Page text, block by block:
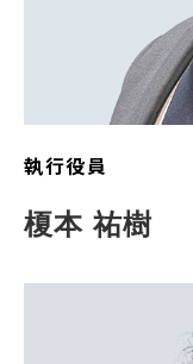
執行役員
榎本 祐樹